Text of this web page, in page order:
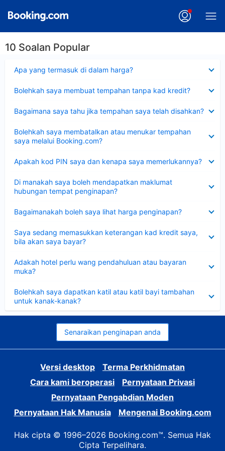
10 Soalan Popular
Apa yang termasuk di dalam harga?
Bolehkah saya membuat tempahan tanpa kad kredit?
Bagaimana saya tahu jika tempahan saya telah disahkan?
Bolehkah saya membatalkan atau menukar tempahan
saya melalui Booking.com?
Apakah kod PIN saya dan kenapa saya memerlukannya?
Di manakah saya boleh mendapatkan maklumat
hubungan tempat penginapan?
Bagaimanakah boleh saya lihat harga penginapan?
Saya sedang memasukkan keterangan kad kredit saya,
bila akan saya bayar?
Adakah hotel perlu wang pendahuluan atau bayaran
muka?
Bolehkah saya dapatkan katil atau katil bayi tambahan
untuk kanak-kanak?
Senaraikan penginapan anda
Versi desktop
Terma Perkhidmatan
Cara kami beroperasi
Pernyataan Privasi
Pernyataan Pengabdian Moden
Pernyataan Hak Manusia
Mengenai Booking.com
Hak cipta © 1996–2026 Booking.com™. Semua Hak
Cipta Terpelihara.